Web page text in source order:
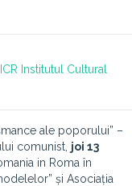
ICR Institutul Cultural
ale poporului” –
comunist, joi 13
in Roma în
și Asociația